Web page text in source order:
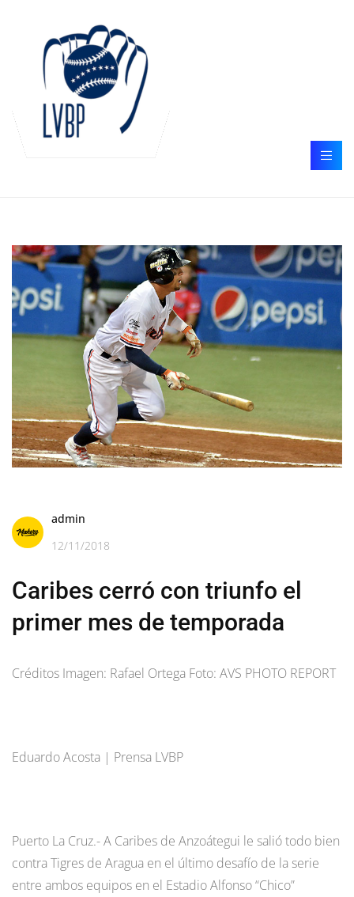
admin
12/11/2018
Caribes cerró con triunfo el
primer mes de temporada
Créditos Imagen: Rafael Ortega Foto: AVS PHOTO REPORT
Eduardo Acosta | Prensa LVBP
Puerto La Cruz.- A Caribes de Anzoátegui le salió todo bien
contra Tigres de Aragua en el último desafío de la serie
entre ambos equipos en el Estadio Alfonso “Chico”